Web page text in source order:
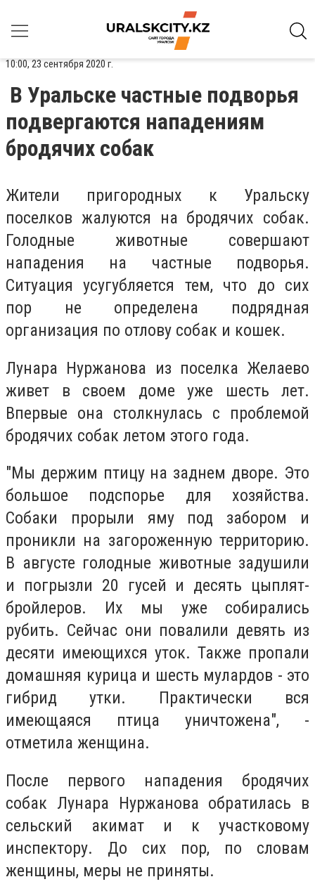
10:00, 23 сентября 2020 г.
В Уральске частные подворья
подвергаются нападениям
бродячих собак
Жители пригородных к Уральску
поселков жалуются на бродячих собак.
Голодные животные совершают
нападения на частные подворья.
Ситуация усугубляется тем, что до сих
пор не определена подрядная
организация по отлову собак и кошек.
Лунара Нуржанова из поселка Желаево
живет в своем доме уже шесть лет.
Впервые она столкнулась с проблемой
бродячих собак летом этого года.
"Мы держим птицу на заднем дворе. Это
большое подспорье для хозяйства.
Собаки прорыли яму под забором и
проникли на загороженную территорию.
В августе голодные животные задушили
и погрызли 20 гусей и десять цыплят-
бройлеров. Их мы уже собирались
рубить. Сейчас они повалили девять из
десяти имеющихся уток. Также пропали
домашняя курица и шесть мулардов - это
гибрид утки. Практически вся
имеющаяся птица уничтожена", -
отметила женщина.
После первого нападения бродячих
собак Лунара Нуржанова обратилась в
сельский акимат и к участковому
инспектору. До сих пор, по словам
женщины, меры не приняты.